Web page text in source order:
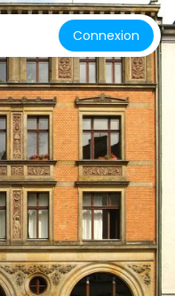
Connexion